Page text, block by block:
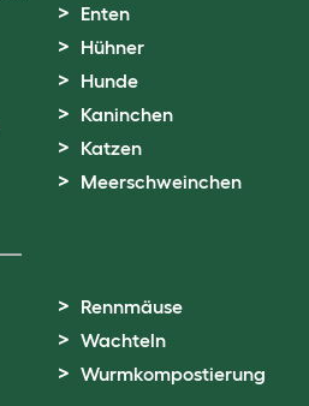
Enten
Hühner
Hunde
Kaninchen
Katzen
Meerschweinchen
Rennmäuse
Wachteln
Wurmkompostierung